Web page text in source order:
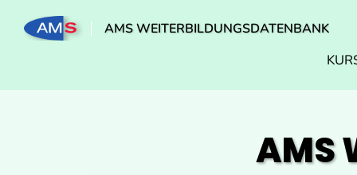
AMS WEITERBILDUNGSDATENBANK
AMS